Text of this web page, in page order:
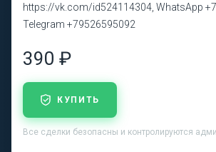
https://vk.com/id524114304, WhatsApp
Telegram +79526595092
390 ₽
КУПИТЬ
Все сделки безопасны и контролируются